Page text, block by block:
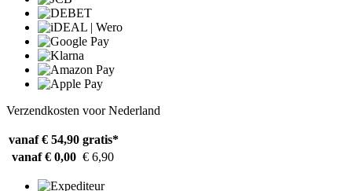
Verzendkosten voor Nederland
vanaf € 54,90 gratis*
vanaf € 0,00 € 6,90